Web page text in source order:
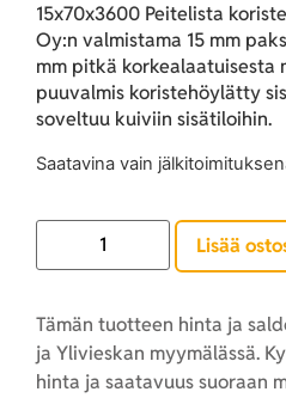
15x70x3600 Peitelista
Oy:n valmistama 15 mm
mm pitkä korkealaatuisesta
puuvalmis koristehöylätty
soveltuu kuiviin sisätiloihin.
Lisää
Tämän tuotteen hinta ja
ja Ylivieskan myymälässä.
hinta ja saatavuus suoraan